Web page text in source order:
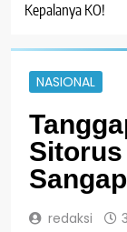
Kepalanya KO!
NASIONAL
redaksi